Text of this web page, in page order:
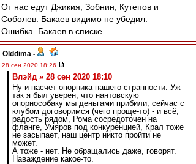
От нас едут Джикия, Зобнин, Кутепов и
Соболев. Бакаев видимо не убедил.
Ошибка. Бакаев в списке.
Olddima -
28 сен 2020 18:26
Влэйд » 28 сен 2020 18:10
Ну и насчет опорника нашего странности. Уж
так я был уверен, что нантовскую
опорнособаку мы деньгами прибили, сейчас с
клубом договоримся (чего проще-то) - и всё,
радость рядом, Рома сосредоточен на
фланге, Умяров под конкуренцией, Крал тоже
не засыпает, наш центр никто пройти не
может.
А тоже - нет. Не обращались даже, говорят.
Наваждение какое-то.